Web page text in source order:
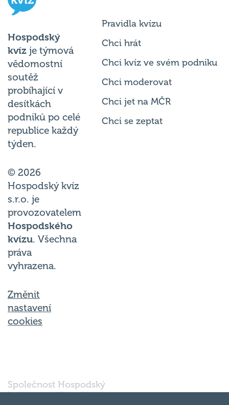
Hospodský
kvíz je týmová
vědomostní
soutěž
probíhající v
desítkách
podniků po celé
republice každý
týden.
© 2026
Hospodský kvíz
s.r.o. je
provozovatelem
Hospodského
kvízu. Všechna
práva
vyhrazena.
Změnit
nastavení
cookies
Pravidla kvízu
Chci hrát
Chci kvíz ve svém podniku
Chci moderovat
Chci jet na MČR
Chci se zeptat
Společnost Hospodský
kvíz s.r.o., sídlem Nové